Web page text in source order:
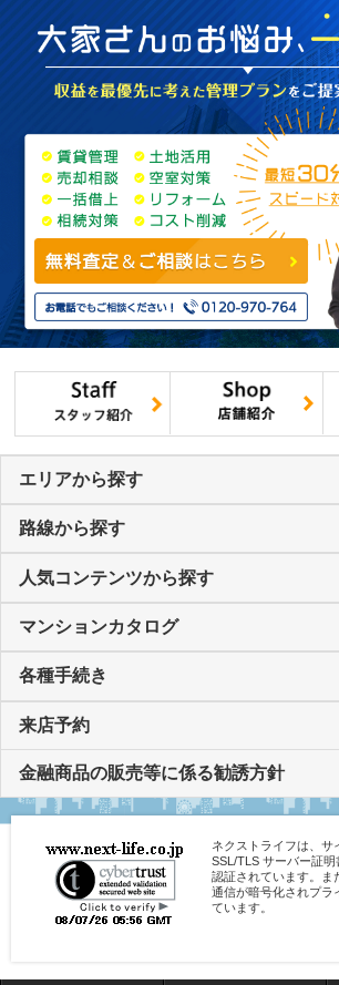
エリアから探す
路線から探す
人気コンテンツから探す
マンションカタログ
各種手続き
来店予約
金融商品の販売等に係る勧誘方針
ネクストライフは、サ
SSL/TLS サーバー証
認証されています。ま
通信が暗号化されプラ
ています。